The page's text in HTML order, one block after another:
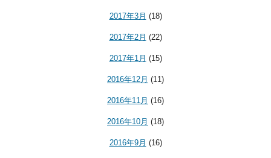
2017年3月 (18)
2017年2月 (22)
2017年1月 (15)
2016年12月 (11)
2016年11月 (16)
2016年10月 (18)
2016年9月 (16)